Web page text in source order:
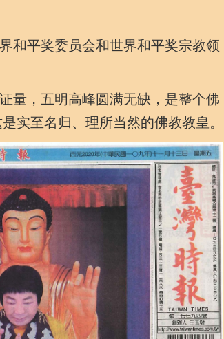
平奖委员会和世界和平奖宗教领
，五明高峰圆满无缺，是整个佛
实至名归、理所当然的佛教教皇。